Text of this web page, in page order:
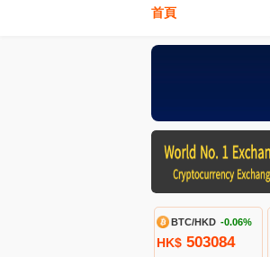
首頁
BTC/HKD -0.06%
HK$ 503084